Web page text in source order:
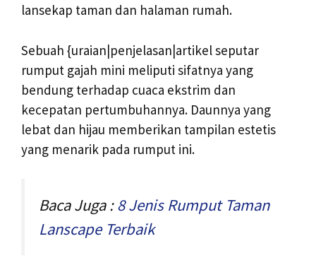
lansekap taman dan halaman rumah.
Sebuah {uraian|penjelasan|artikel seputar
rumput gajah mini meliputi sifatnya yang
bendung terhadap cuaca ekstrim dan
kecepatan pertumbuhannya. Daunnya yang
lebat dan hijau memberikan tampilan estetis
yang menarik pada rumput ini.
Baca Juga :8 Jenis Rumput Taman
Lanscape Terbaik